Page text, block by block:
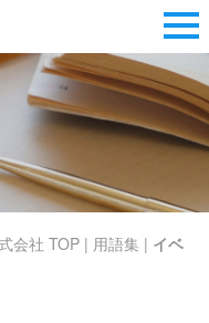
会社 TOP | 用語集 | イベ